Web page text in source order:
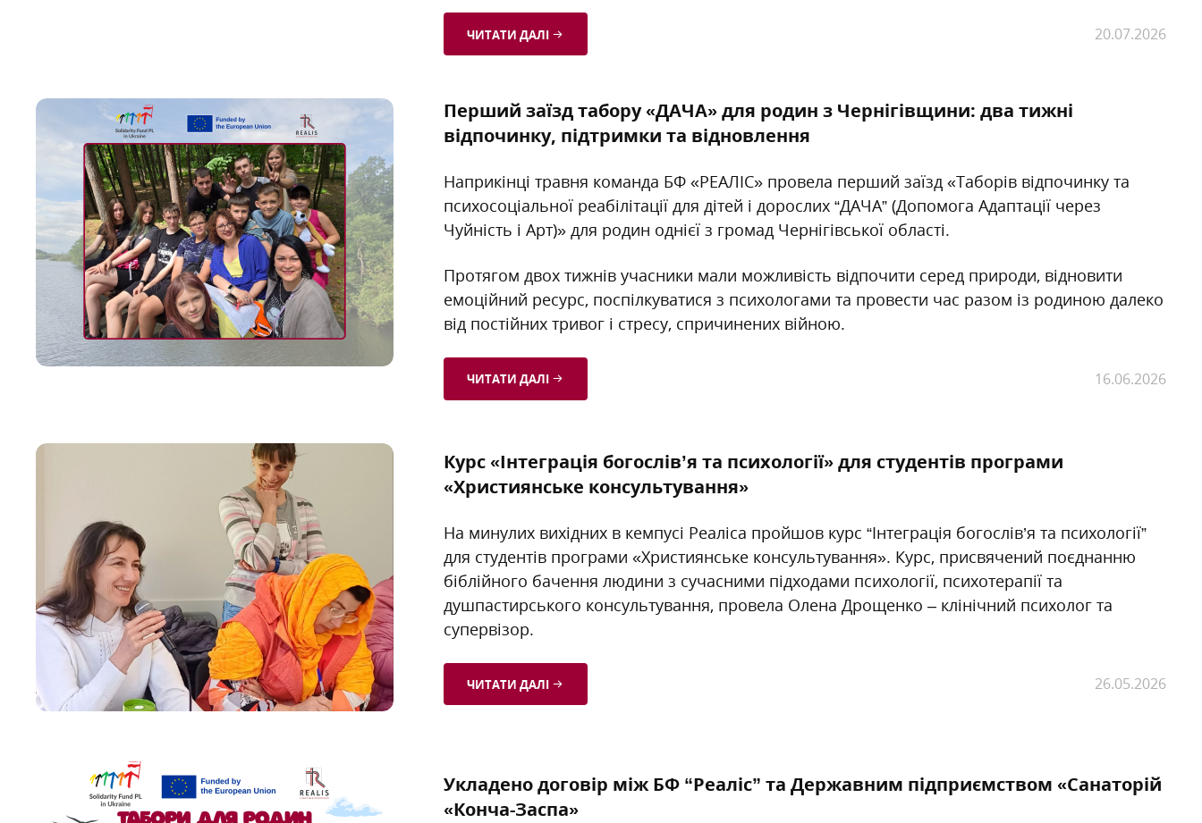
ЧИТАТИ ДАЛІ 20.07.2026
Перший заїзд табору «ДАЧА» для родин з Чернігівщини: два тижні
відпочинку, підтримки та відновлення
Наприкінці травня команда БФ «РЕАЛІС» провела перший заїзд «Таборів відпочинку та
психосоціальної реабілітації для дітей і дорослих “ДАЧА” (Допомога Адаптації через
Чуйність і Арт)» для родин однієї з громад Чернігівської області.
Протягом двох тижнів учасники мали можливість відпочити серед природи, відновити
емоційний ресурс, поспілкуватися з психологами та провести час разом із родиною далеко
від постійних тривог і стресу, спричинених війною.
ЧИТАТИ ДАЛІ 16.06.2026
Курс «Інтеграція богослів’я та психології» для студентів програми
«Християнське консультування»
На минулих вихідних в кемпусі Реаліса пройшов курс “Інтеграція богослів’я та психології”
для студентів програми «Християнське консультування». Курс, присвячений поєднанню
біблійного бачення людини з сучасними підходами психології, психотерапії та
душпастирського консультування, провела Олена Дрощенко – клінічний психолог та
супервізор.
ЧИТАТИ ДАЛІ 26.05.2026
Укладено договір між БФ “Реаліс” та Державним підприємством «Санаторій
«Конча-Заспа»